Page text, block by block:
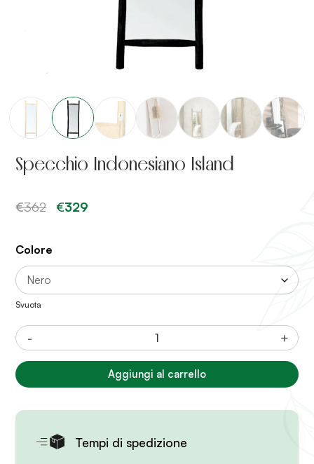
Specchio Indonesiano Island
€362
Il
€329
Colore
Svuota
Specchio
Indonesiano
Island
quantità
- +
Aggiungi al carrello
Tempi di spedizione